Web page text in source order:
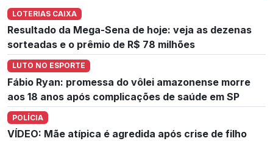
LOTERIAS CAIXA
Resultado da Mega-Sena de hoje: veja as dezenas
sorteadas e o prêmio de R$ 78 milhões
LUTO NO ESPORTE
Fábio Ryan: promessa do vôlei amazonense morre
aos 18 anos após complicações de saúde em SP
POLÍCIA
VÍDEO: Mãe atípica é agredida após crise de filho